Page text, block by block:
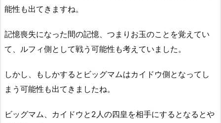
能性も出てきますね。
記憶喪失になった間の記憶、つまりお玉のことを覚えてい
て、ルフィ側として戦う可能性も考えていました。
しかし、もしかするとビッグマムはカイドウ側となってし
まう可能性も出てきましたね。
ビッグマム、カイドウと2人の四皇を相手にするとなるとや